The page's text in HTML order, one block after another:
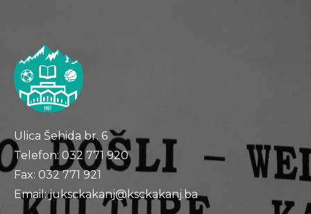
Ulica Šehida br. 6
Telefon: 032 771 920
Fax: 032 771 921
Email: juksckakanj@ksckakanj.ba